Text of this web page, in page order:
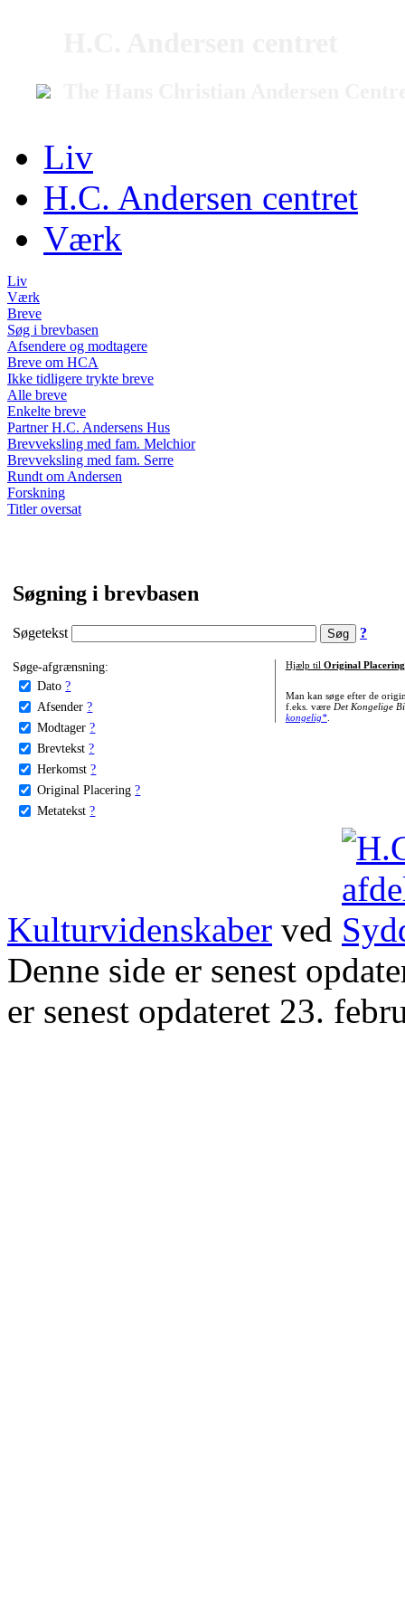
Liv
H.C. Andersen centret
Værk
Liv
Værk
Breve
Søg i brevbasen
Afsendere og modtagere
Breve om HCA
Ikke tidligere trykte breve
Alle breve
Enkelte breve
Partner H.C. Andersens Hus
Brevveksling med fam. Melchior
Brevveksling med fam. Serre
Rundt om Andersen
Forskning
Titler oversat
Søgning i brevbasen
Søgetekst ?
Søge-afgrænsning:
Dato ?
Afsender ?
Modtager ?
Brevtekst ?
Herkomst ?
Original Placering ?
Metatekst ?
Hjælp til Original Placering
Man kan søge efter de
f.eks. være Det Kongelige
kongelig*.
Kulturvidenskaber ved
Denne side er senest
er senest opdateret 23.